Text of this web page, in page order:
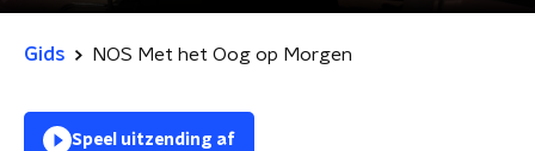
Gids NOS Met het Oog op Morgen
Speel uitzending af